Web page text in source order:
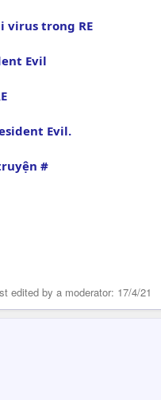
virus trong RE
Evil
Evil.
#
edited by a moderator: 17/4/21